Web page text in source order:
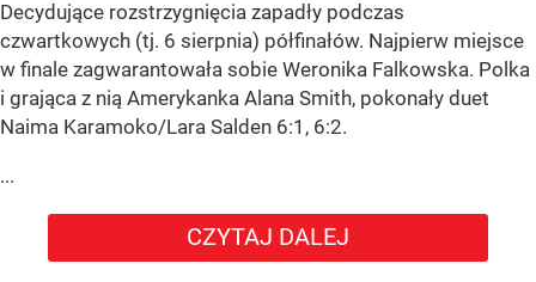
Decydujące rozstrzygnięcia zapadły podczas
czwartkowych (tj. 6 sierpnia) półfinałów. Najpierw miejsce
w finale zagwarantowała sobie Weronika Falkowska. Polka
i grająca z nią Amerykanka Alana Smith, pokonały duet
Naima Karamoko/Lara Salden 6:1, 6:2.
...
CZYTAJ DALEJ